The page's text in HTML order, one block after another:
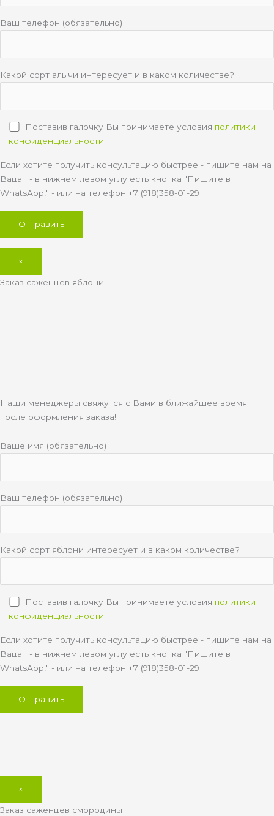
Ваш телефон (обязательно)
Какой сорт алычи интересует и в каком количестве?
Поставив галочку Вы принимаете условия политики
конфиденциальности
Если хотите получить консультацию быстрее - пишите нам на
Вацап - в нижнем левом углу есть кнопка "Пишите в
WhatsApp!" - или на телефон +7 (918)358-01-29
×
Заказ саженцев яблони
Наши менеджеры свяжутся с Вами в ближайшее время
после оформления заказа!
Ваше имя (обязательно)
Ваш телефон (обязательно)
Какой сорт яблони интересует и в каком количестве?
Поставив галочку Вы принимаете условия политики
конфиденциальности
Если хотите получить консультацию быстрее - пишите нам на
Вацап - в нижнем левом углу есть кнопка "Пишите в
WhatsApp!" - или на телефон +7 (918)358-01-29
×
Заказ саженцев смородины